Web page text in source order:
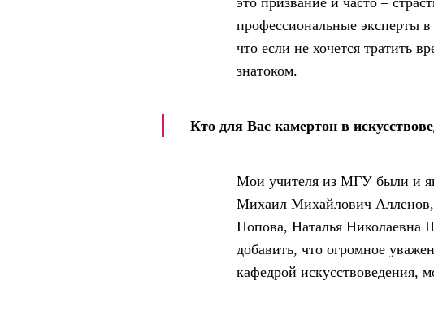
профессиональные эксперты
что если не хочется тратить
знатоком.
Кто для Вас камертон в
Мои учителя из МГУ были и
Михаил Михайлович
Попова, Наталья Николаевна
добавить, что огромное
кафедрой искусствоведения,